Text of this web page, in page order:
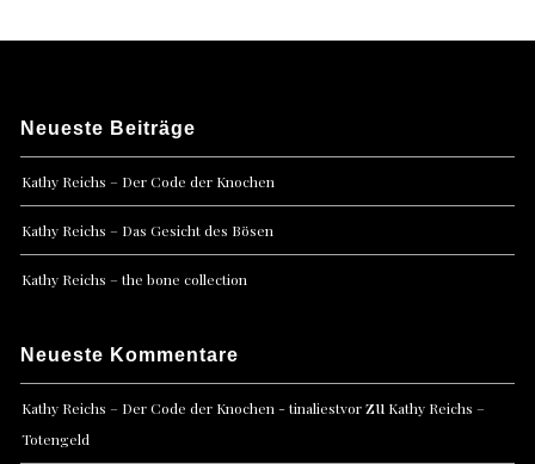
Neueste Beiträge
Kathy Reichs – Der Code der Knochen
Kathy Reichs – Das Gesicht des Bösen
Kathy Reichs – the bone collection
Neueste Kommentare
Kathy Reichs – Der Code der Knochen - tinaliestvorzu Kathy Reichs –
Totengeld